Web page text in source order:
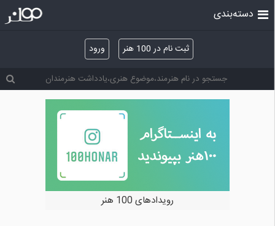
ثبت نام در 100 هنر ورود
دسته‌بندی
رویدادهای 100 هنر